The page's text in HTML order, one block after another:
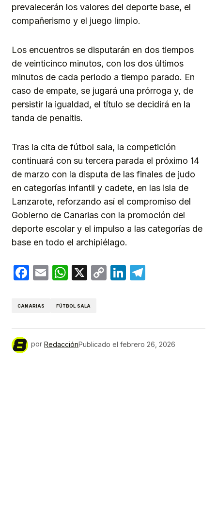
prevalecerán los valores del deporte base, el
compañerismo y el juego limpio.
Los encuentros se disputarán en dos tiempos
de veinticinco minutos, con los dos últimos
minutos de cada periodo a tiempo parado. En
caso de empate, se jugará una prórroga y, de
persistir la igualdad, el título se decidirá en la
tanda de penaltis.
Tras la cita de fútbol sala, la competición
continuará con su tercera parada el próximo 14
de marzo con la disputa de las finales de judo
en categorías infantil y cadete, en las isla de
Lanzarote, reforzando así el compromiso del
Gobierno de Canarias con la promoción del
deporte escolar y el impulso a las categorías de
base en todo el archipiélago.
Facebook
EmailWhatsApp
X
CopyLinkedIn
CANARIAS FÚTBOL SALA
por RedacciónPublicado el febrero 26, 2026